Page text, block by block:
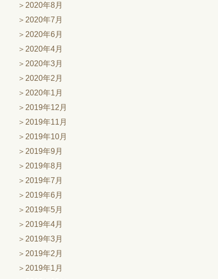
2020年8月
2020年7月
2020年6月
2020年4月
2020年3月
2020年2月
2020年1月
2019年12月
2019年11月
2019年10月
2019年9月
2019年8月
2019年7月
2019年6月
2019年5月
2019年4月
2019年3月
2019年2月
2019年1月